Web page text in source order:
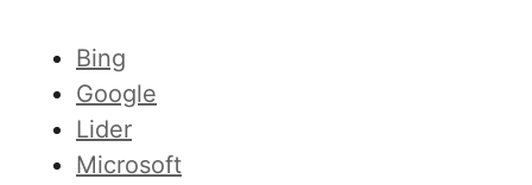
Bing
Google
Lider
Microsoft